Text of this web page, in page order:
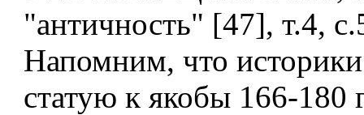
"античность" [47], т.4,
Напомним, что историки
статую к якобы 166-180